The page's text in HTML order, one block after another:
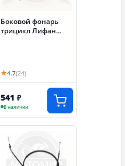
Боковой фонарь
трицикл Лифан
★4.7(24)
541 ₽
В наличии